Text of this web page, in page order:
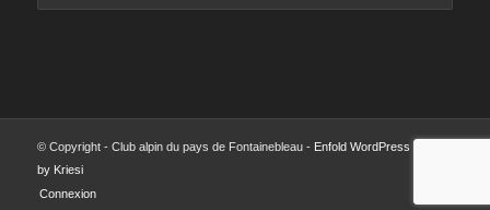
© Copyright - Club alpin du pays de Fontainebleau - Enfold WordPress Theme
by Kriesi
Connexion